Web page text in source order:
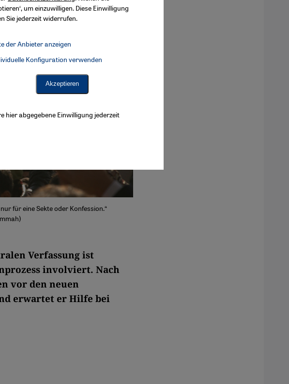
für eine Sekte oder Konfession.“
Verfassung ist
involviert. Nach
vor den neuen
erwartet er Hilfe bei
um einzuwilligen. Diese Einwilligung
Sie jederzeit widerrufen.
der Anbieter anzeigen
Embed / Facebook Connect, Google Maps Embed, Google Tag Manager, Instagram Embed,
Konfiguration verwenden
Akzeptieren
hier abgegebene Einwilligung jederzeit